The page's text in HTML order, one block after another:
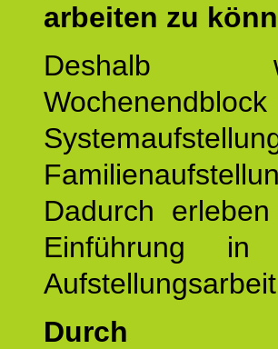
arbeiten zu
Deshalb
Dadurch
Einführung in
Durch